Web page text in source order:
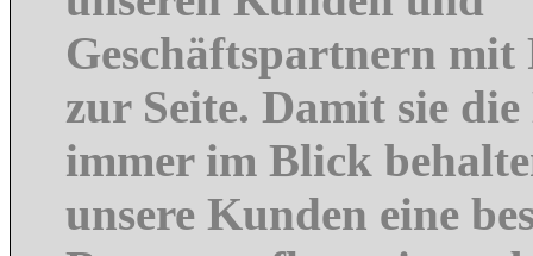
Geschäftspartnern mit
zur Seite. Damit sie
immer im Blick
unsere Kunden eine